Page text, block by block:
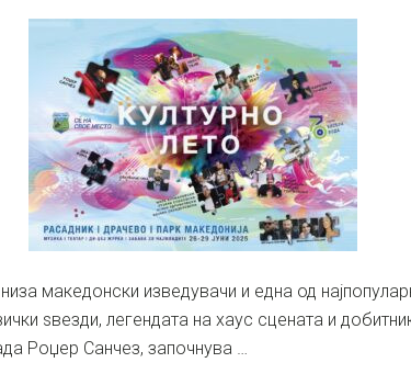
македонски изведувачи и една од
ѕвезди, легендата на хаус сцената и
Роџер Санчез, започнува …